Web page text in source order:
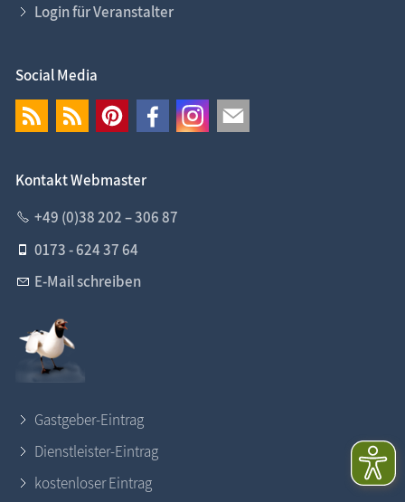
Login für Veranstalter
Social Media
Kontakt Webmaster
+49 (0)38 202 – 306 87
0173 - 624 37 64
E-Mail schreiben
Gastgeber-Eintrag
Dienstleister-Eintrag
kostenloser Eintrag